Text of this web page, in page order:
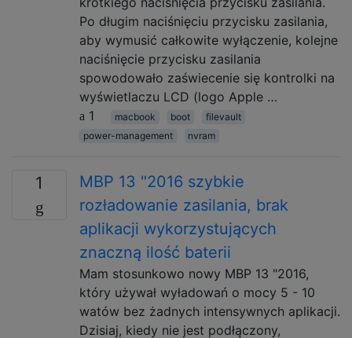
Po długim naciśnięciu przycisku zasilania,
aby wymusić całkowite wyłączenie, kolejne
naciśnięcie przycisku zasilania
spowodowało zaświecenie się kontrolki na
wyświetlaczu LCD (logo Apple …
1
macbook boot
filevault
power-management
nvram
1
MBP 13 "2016 szybkie
rozładowanie zasilania, brak
aplikacji wykorzystujących
znaczną ilość baterii
Mam stosunkowo nowy MBP 13 "2016,
który używał wyładowań o mocy 5 - 10
watów bez żadnych intensywnych aplikacji.
Dzisiaj, kiedy nie jest podłączony,